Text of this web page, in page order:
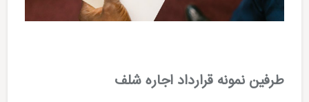
طرفین نمونه قرارداد اجاره شلف